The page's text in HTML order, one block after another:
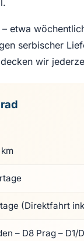
etwa
serbischer
wir
(Direktfahrt
– D8 Prag –